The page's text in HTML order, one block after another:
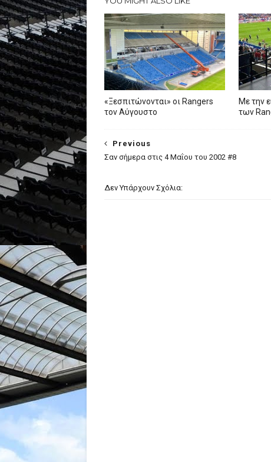
«Ξεσπιτώνονται» οι Rangers
τον Αύγουστο
Με την
των
Previous
Σαν σήμερα στις 4 Μαΐου του 2002 #8
Δεν Υπάρχουν Σχόλια: